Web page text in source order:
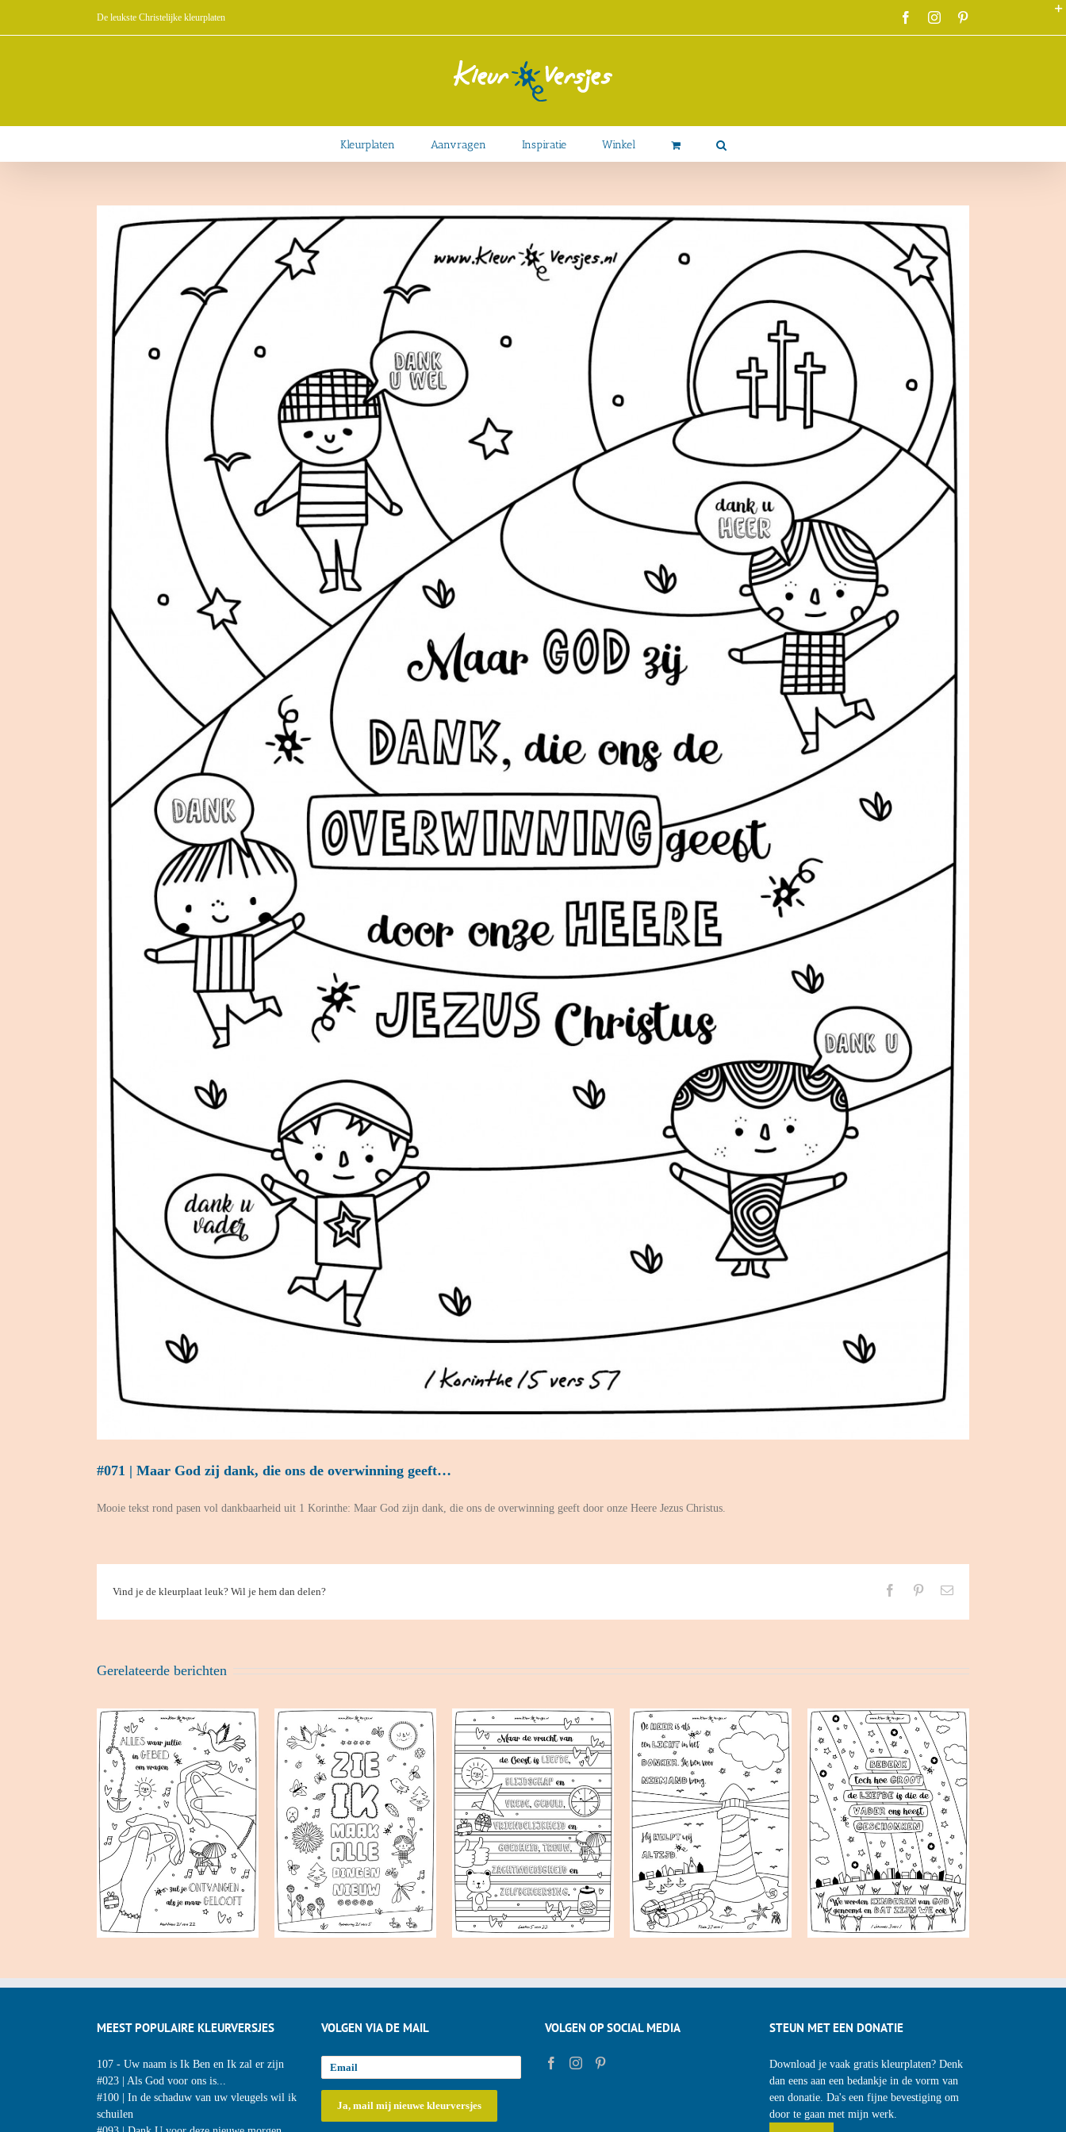
De leukste Christelijke kleurplaten FacebookInstagram
Kleurplaten Aanvragen Inspiratie Winkel
grotere
afbeelding
#071 | Maar God zij dank, die ons de overwinning geeft…
Mooie tekst rond pasen vol dankbaarheid uit 1 Korinthe: Maar God zijn dank, die ons de overwinning geeft door onze Heere Jezus Christus.
Vind je de kleurplaat leuk? Wil je hem dan delen? FacebookPinterest
E-
Gerelateerde berichten
MEEST POPULAIRE KLEURVERSJES
107 - Uw naam is Ik Ben en Ik zal er zijn
#023 | Als God voor ons is...
#100 | In de schaduw van uw vleugels wil ik
schuilen
VOLGEN VIA DE MAIL VOLGEN OP SOCIAL MEDIA STEUN MET EEN DONATIE
Download je vaak gratis kleurplaten? Denk
dan eens aan een bedankje in de vorm van
een donatie. Da's een fijne bevestiging om
door te gaan met mijn werk.